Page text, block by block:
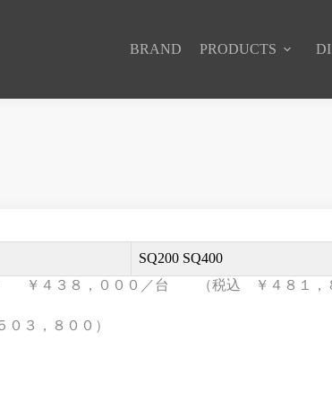
BRAND PRODUCTS
SQ200 SQ400
￥４３８，０００／台 （税込 ￥４８１，８
，８００）